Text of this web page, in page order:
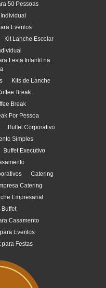
50 Pessoas
Eventos
Kit Lanche Escolar
Festa Infantil na
Kits de Lanche
Break
Break
Por Pessoa
Buffet Corporativo
Simples
Buffet Executivo
Catering
Catering
Empresarial
Buffet
Casamento
Eventos
para Festas